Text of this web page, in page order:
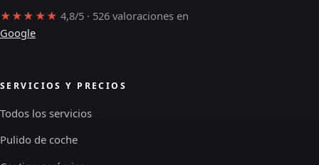
★★★★★ 4,8/5 · 526 valoraciones en
Google
SERVICIOS Y PRECIOS
Todos los servicios
Pulido de coche